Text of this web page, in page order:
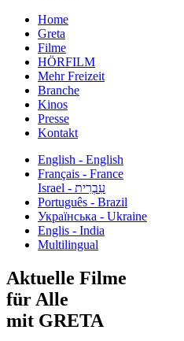
Home
Greta
Filme
HÖRFILM
Mehr Freizeit
Branche
Kinos
Presse
Kontakt
English - English
Français - France
עִבְרִית - Israel
Português - Brazil
Українська - Ukraine
Englis - India
Multilingual
Aktuelle Filme
für Alle
mit GRETA